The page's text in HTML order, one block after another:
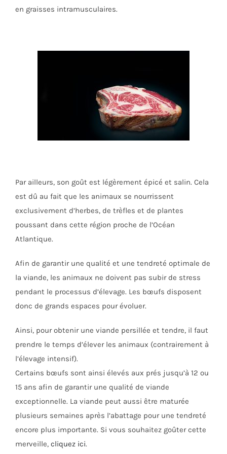
en graisses intramusculaires.
Par ailleurs, son goût est légèrement épicé et salin. Cela
est dû au fait que les animaux se nourrissent
exclusivement d’herbes, de trèfles et de plantes
poussant dans cette région proche de l’Océan
Atlantique.
Afin de garantir une qualité et une tendreté optimale de
la viande, les animaux ne doivent pas subir de stress
pendant le processus d’élevage. Les bœufs disposent
donc de grands espaces pour évoluer.
Ainsi, pour obtenir une viande persillée et tendre, il faut
prendre le temps d’élever les animaux (contrairement à
l’élevage intensif).
Certains bœufs sont ainsi élevés aux prés jusqu’à 12 ou
15 ans afin de garantir une qualité de viande
exceptionnelle. La viande peut aussi être maturée
plusieurs semaines après l’abattage pour une tendreté
encore plus importante. Si vous souhaitez goûter cette
merveille, cliquez ici.